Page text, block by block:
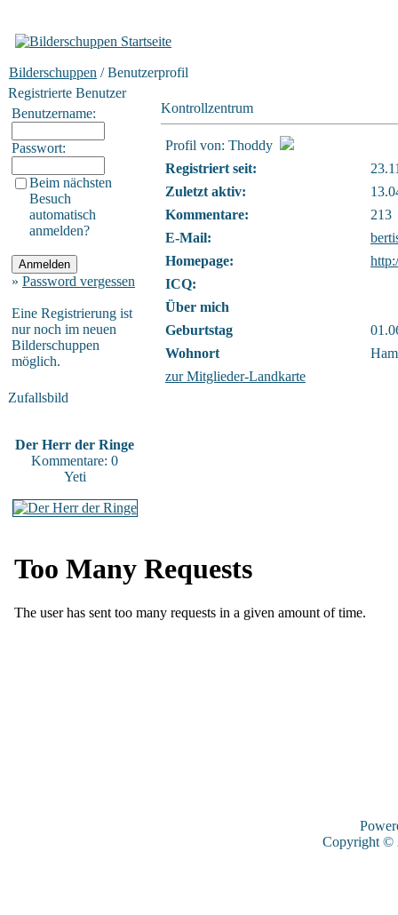
Bilderschuppen / Benutzerprofil
Registrierte Benutzer
Benutzername:
Passwort:
Beim nächsten
Besuch
automatisch
anmelden?
» Password vergessen
Eine Registrierung ist
nur noch im neuen
Bilderschuppen
möglich.
Zufallsbild
Der Herr der Ringe
Kommentare: 0
Yeti
Kontrollzentrum
Profil von: Thoddy
Registriert seit:
Zuletzt aktiv:
Kommentare:
213
E-Mail:
Homepage:
ICQ:
Über mich
Geburtstag
Wohnort
zur Mitglieder-Landkarte
Copyright ©